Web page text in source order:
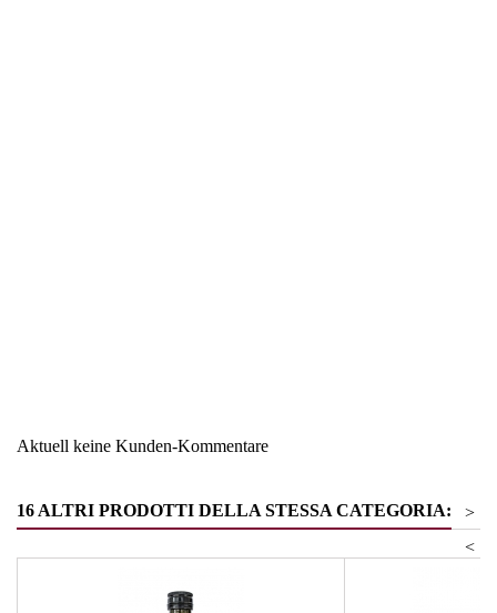
Aktuell keine Kunden-Kommentare
16 ALTRI PRODOTTI DELLA STESSA CATEGORIA:
>
<